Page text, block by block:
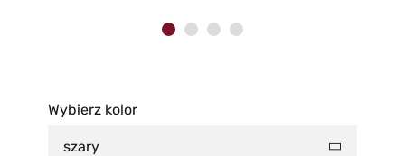
Wybierz kolor
szary